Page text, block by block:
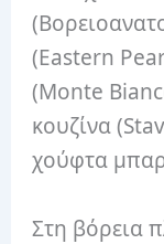
(Eastern
(Monte
κουζίνα
χούφτα
Στη βόρεια